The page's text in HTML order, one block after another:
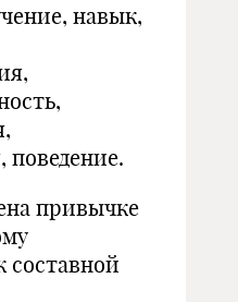
навык,
поведение.
привычке
составной